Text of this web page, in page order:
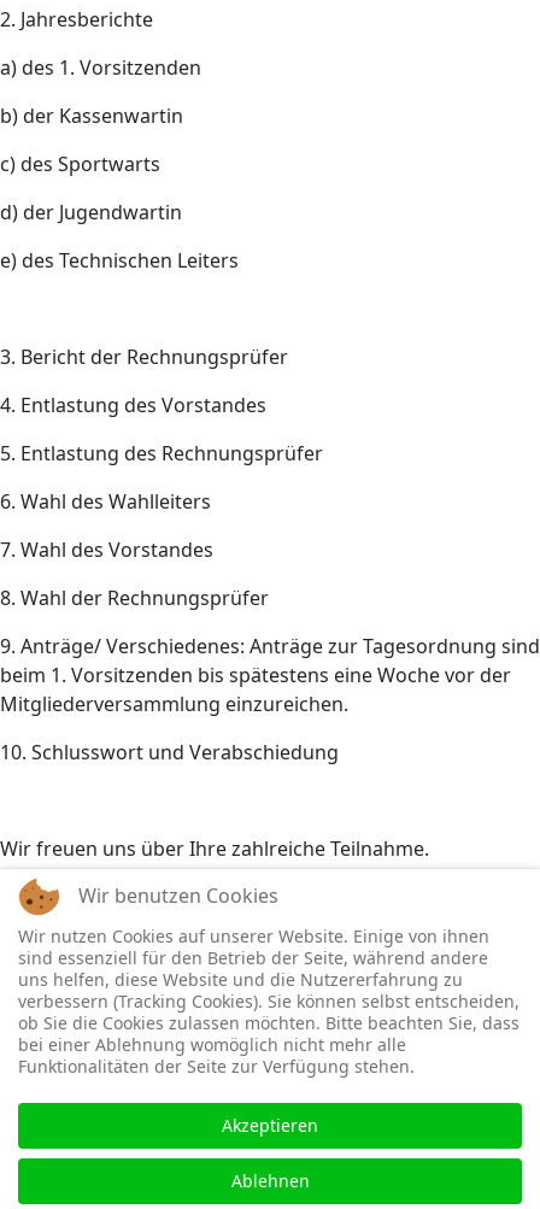
2. Jahresberichte
a) des 1. Vorsitzenden
b) der Kassenwartin
c) des Sportwarts
d) der Jugendwartin
e) des Technischen Leiters
3. Bericht der Rechnungsprüfer
4. Entlastung des Vorstandes
5. Entlastung des Rechnungsprüfer
6. Wahl des Wahlleiters
7. Wahl des Vorstandes
8. Wahl der Rechnungsprüfer
9. Anträge/ Verschiedenes: Anträge zur Tagesordnung sind
beim 1. Vorsitzenden bis spätestens eine Woche vor der
Mitgliederversammlung einzureichen.
10. Schlusswort und Verabschiedung
Wir freuen uns über Ihre zahlreiche Teilnahme.
Mit freundlichen Grüßen
Rüdiger Göbel Friederike Schmidt
© 2026 TC Wachenheim e.V.
Wir benutzen Cookies
Wir nutzen Cookies auf unserer Website. Einige von ihnen
sind essenziell für den Betrieb der Seite, während andere
uns helfen, diese Website und die Nutzererfahrung zu
verbessern (Tracking Cookies). Sie können selbst entscheiden,
ob Sie die Cookies zulassen möchten. Bitte beachten Sie, dass
bei einer Ablehnung womöglich nicht mehr alle
Funktionalitäten der Seite zur Verfügung stehen.
Akzeptieren
Ablehnen